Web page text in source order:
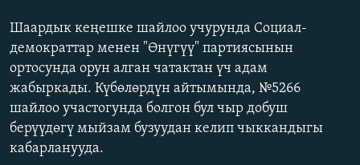
БИЗ ЖАНА ДҮЙНӨ
ДАНИСТЕ
ЭЖЕ-СИҢДИЛЕР
АЗАТТЫК+
ЫҢГАЙСЫЗ СУРООЛОР
Русский
ОНЛАЙН ШЕРИНЕ
Шаардык кеңешке шайлоо учурунда Социал-
демократтар менен "Өнүгүү" партиясынын
ортосунда орун алган чатактан үч адам
жабыркады. Күбөлөрдүн айтымында, №5266
шайлоо участогунда болгон бул чыр добуш
берүүдөгү мыйзам бузуудан келип чыккандыгы
кабарланууда.